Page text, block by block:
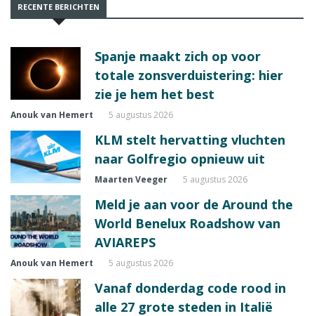
RECENTE BERICHTEN
Spanje maakt zich op voor
totale zonsverduistering: hier
zie je hem het best
Anouk van Hemert 5 augustus 2026
KLM stelt hervatting vluchten
naar Golfregio opnieuw uit
Maarten Veeger 5 augustus 2026
Meld je aan voor de Around the
World Benelux Roadshow van
AVIAREPS
Anouk van Hemert 5 augustus 2026
Vanaf donderdag code rood in
alle 27 grote steden in Italië